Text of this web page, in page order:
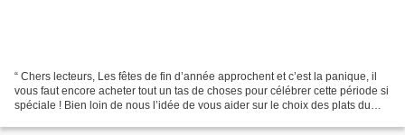
“ Chers lecteurs, Les fêtes de fin d’année approchent et c’est la panique, il
vous faut encore acheter tout un tas de choses pour célébrer cette période si
spéciale ! Bien loin de nous l’idée de vous aider sur le choix des plats du